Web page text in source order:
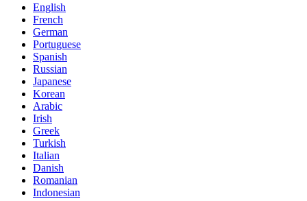
English
French
German
Portuguese
Spanish
Russian
Japanese
Korean
Arabic
Irish
Greek
Turkish
Italian
Danish
Romanian
Indonesian